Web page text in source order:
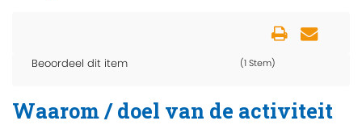
Beoordeel dit item (1 Stem)
Waarom / doel van de activiteit